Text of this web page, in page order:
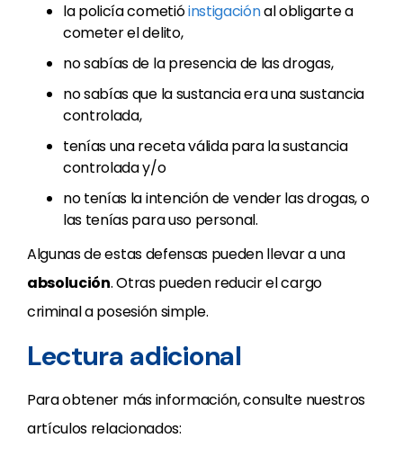
la policía cometióinstigaciónal obligarte a
cometer el delito,
no sabías de la presencia de las drogas,
no sabías que la sustancia era una sustancia
controlada,
tenías una receta válida para la sustancia
controlada y/o
no tenías la intención de vender las drogas, o
las tenías para uso personal.
Algunas de estas defensas pueden llevar a una
absolución. Otras pueden reducir el cargo
criminal a posesión simple.
Lectura adicional
Para obtener más información, consulte nuestros
artículos relacionados: